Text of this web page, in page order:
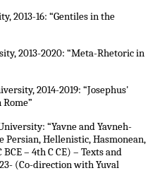
2013-16: “Gentiles in the
2013-2020: “Meta-Rhetoric in
2014-2019: “Josephus'
“Yavne and Yavneh-
Persian, Hellenistic, Hasmonean,
– 4th C CE) – Texts and
(Co-direction with Yuval